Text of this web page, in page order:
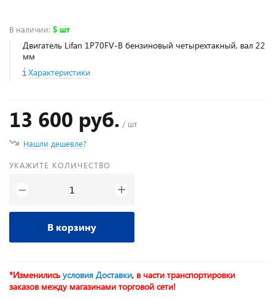
В наличии: 5 шт
Двигатель Lifan 1Р70FV-B бензиновый четырехтакный, вал 22
мм
Характеристики
13 600 руб. / шт
Нашли дешевле?
УКАЖИТЕ КОЛИЧЕСТВО
− +
В корзину
*Изменились условия Доставки, в части транспортировки
заказов между магазинами торговой сети!